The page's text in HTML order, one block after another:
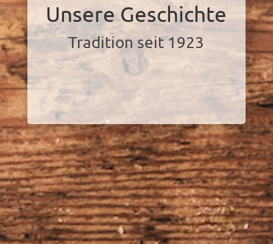
Unsere Geschichte
Tradition seit 1923